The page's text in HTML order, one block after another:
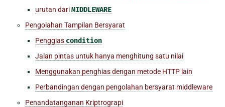
urutan dariMIDDLEWARE
Pengolahan Tampilan Bersyarat
Penggias condition
Jalan pintas untuk hanya menghitung satu nilai
Menggunakan penghias dengan metode HTTP lain
Perbandingan dengan pengolahan bersyarat middleware
Penandatanganan Kriptrograpi